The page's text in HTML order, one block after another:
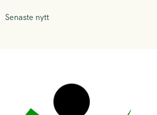
Senaste nytt